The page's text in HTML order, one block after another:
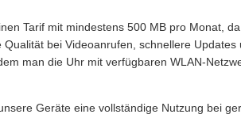
Tarif mit mindestens 500 MB pro Monat,
bei Videoanrufen, schnellere Updates
man die Uhr mit verfügbaren WLAN-
Geräte eine vollständige Nutzung bei